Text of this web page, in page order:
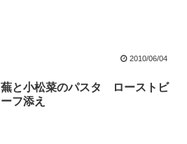
2010/06/04
蕪と小松菜のパスタ ローストビ
ーフ添え